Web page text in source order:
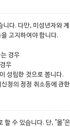
다. 다만, 미성년자와
고지하여야 합니다.
경우
우
성립한 것으로 봅니다.
청의 정정 취소등에 관
수 있습니다. 단, "몰"